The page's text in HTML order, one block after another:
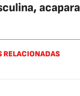
RELACIONADAS